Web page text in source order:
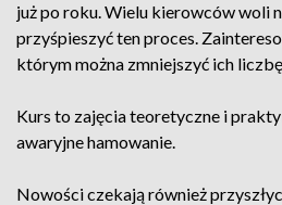
już po roku. Wielu kierowców woli
przyśpieszyć ten proces.
którym można zmniejszyć ich
Kurs to zajęcia teoretyczne i
awaryjne hamowanie.
Nowości czekają również